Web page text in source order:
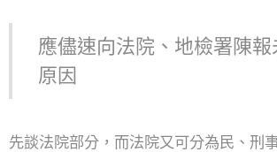
應儘速向法院、地檢署陳報
原因
先談法院部分，而法院又可分為民、刑